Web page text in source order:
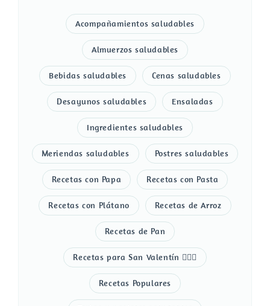
Acompañamientos saludables
Almuerzos saludables
Bebidas saludables Cenas saludables
Desayunos saludables Ensaladas
Ingredientes saludables
Meriendas saludables Postres saludables
Recetas con Papa Recetas con Pasta
Recetas con Plátano Recetas de Arroz
Recetas de Pan
Recetas para San Valentín 👩‍❤️‍👨
Recetas Populares